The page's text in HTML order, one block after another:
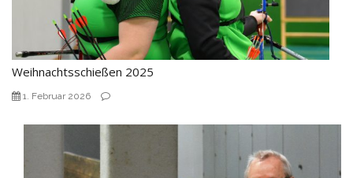
Weihnachtsschießen 2025
1. Februar 2026